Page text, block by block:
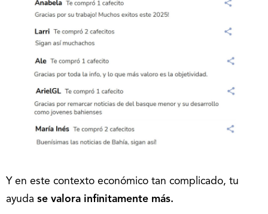
Y en este contexto económico tan complicado, tu
ayuda se valora infinitamente más.